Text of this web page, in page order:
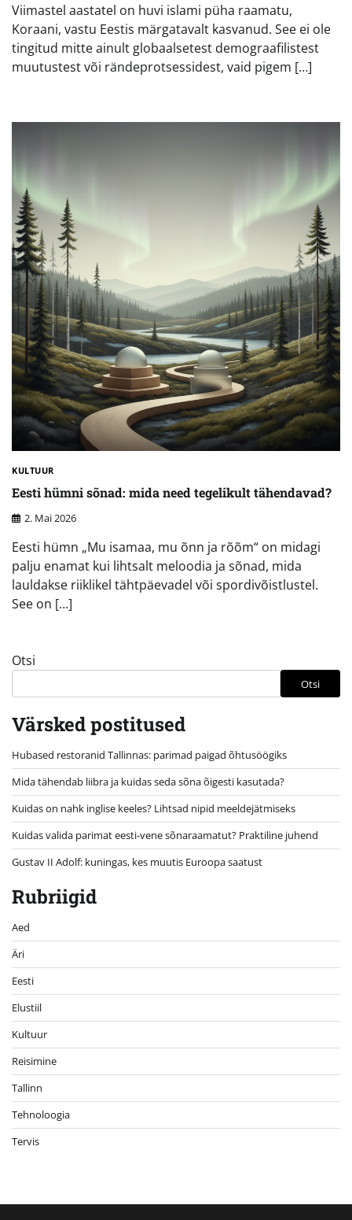
Viimastel aastatel on huvi islami püha raamatu,
Koraani, vastu Eestis märgatavalt kasvanud. See ei ole
tingitud mitte ainult globaalsetest demograafilistest
muutustest või rändeprotsessidest, vaid pigem […]
KULTUUR
Eesti hümni sõnad: mida need tegelikult tähendavad?
2. Mai 2026
Eesti hümn „Mu isamaa, mu õnn ja rõõm“ on midagi
palju enamat kui lihtsalt meloodia ja sõnad, mida
lauldakse riiklikel tähtpäevadel või spordivõistlustel.
See on […]
Otsi
Otsi
Värsked postitused
Hubased restoranid Tallinnas: parimad paigad õhtusöögiks
Mida tähendab liibra ja kuidas seda sõna õigesti kasutada?
Kuidas on nahk inglise keeles? Lihtsad nipid meeldejätmiseks
Kuidas valida parimat eesti-vene sõnaraamatut? Praktiline juhend
Gustav II Adolf: kuningas, kes muutis Euroopa saatust
Rubriigid
Aed
Äri
Eesti
Elustiil
Kultuur
Reisimine
Tallinn
Tehnoloogia
Tervis